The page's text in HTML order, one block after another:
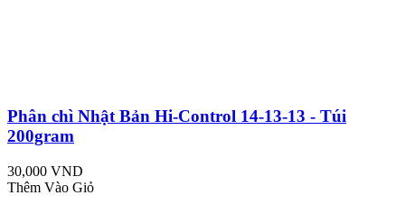
Phân chì Nhật Bản Hi-Control 14-13-13 - Túi
200gram
30,000 VND
Thêm Vào Giỏ